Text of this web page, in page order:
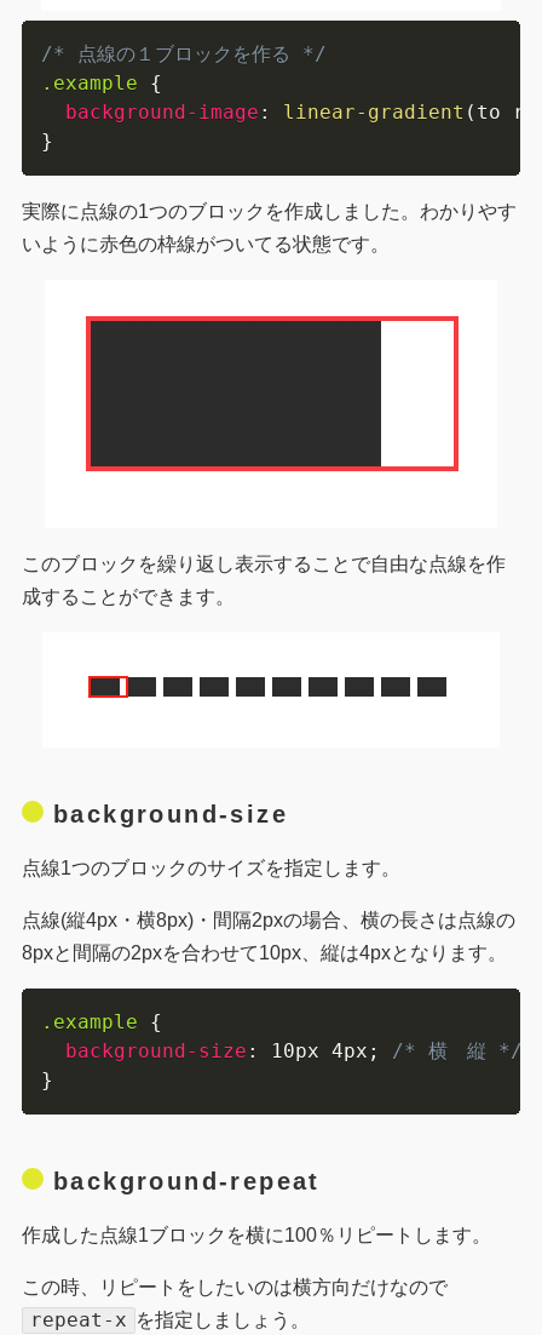
/* 点線の１ブロックを作る */
.example
{
background-image : linear-gradient ( to
}
実際に点線の1つのブロックを作成しました。わかりやす
いように赤色の枠線がついてる状態です。
このブロックを繰り返し表示することで自由な点線を作
成することができます。
background-size
点線1つのブロックのサイズを指定します。
点線(縦4px・横8px)・間隔2pxの場合、横の長さは点線の
8pxと間隔の2pxを合わせて10px、縦は4pxとなります。
.example
{
background-size : 10px 4px ;
/* 横　縦 */
}
background-repeat
作成した点線1ブロックを横に100％リピートします。
この時、リピートをしたいのは横方向だけなので
repeat-x を指定しましょう。